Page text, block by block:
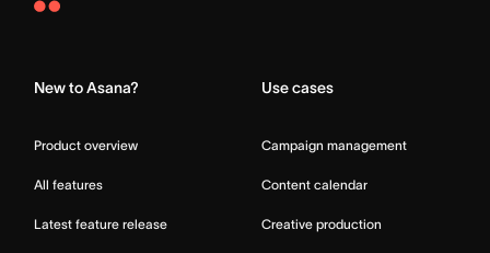
Asana
New to Asana?
Product overview
All features
Latest feature release
Use cases
Campaign management
Content calendar
Creative production